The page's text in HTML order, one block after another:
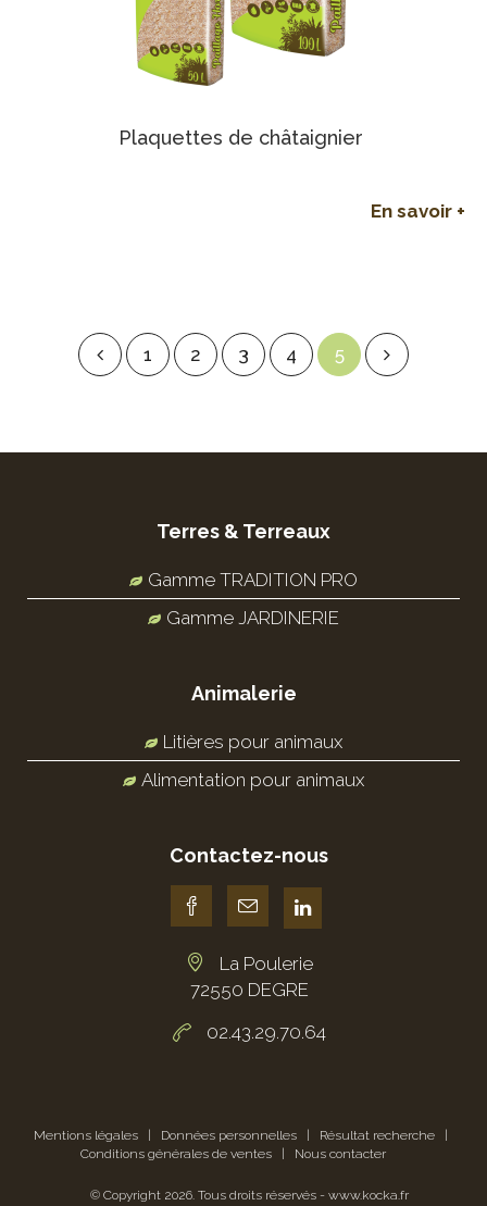
Plaquettes de châtaignier
En savoir +
1 2 3 4 5
Terres & Terreaux
Gamme TRADITION PRO
Gamme JARDINERIE
Animalerie
Litières pour animaux
Alimentation pour animaux
Contactez-nous
La Poulerie
72550 DEGRE
02.43.29.70.64
Mentions légales| Données personnelles| Résultat recherche|
Conditions générales de ventes| Nous contacter
© Copyright 2026. Tous droits réservés - www.kocka.fr